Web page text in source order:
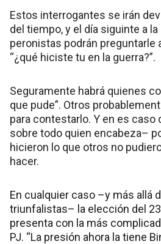
Estos interrogantes se irán
del tiempo, y el día siguinte a
peronistas podrán preguntarle
“¿qué hiciste tu en la guerra?”.
Seguramente habrá quienes
que pude”. Otros
para contestarlo. Y en es caso
sobre todo quien encabeza–
hicieron lo que otros no
hacer.
En cualquier caso –y más allá
triunfalistas– la elección del
presenta con la más
PJ. “La presión ahora la tiene